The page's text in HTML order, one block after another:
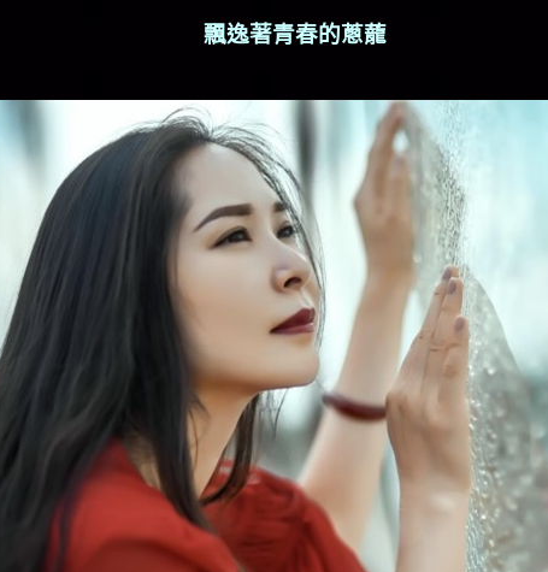
飄逸著青春的蔥蘢